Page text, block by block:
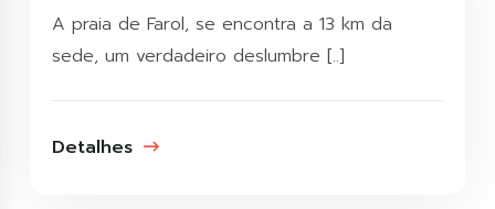
A praia de Farol, se encontra a 13 km da
sede, um verdadeiro deslumbre [..]
Detalhes